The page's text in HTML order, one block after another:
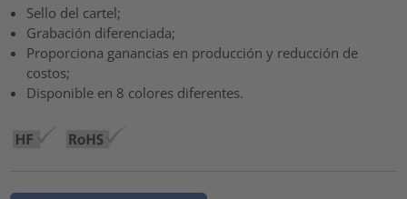
Sello del cartel;
Grabación diferenciada;
Proporciona ganancias en producción y reducción de
costos;
Disponible en 8 colores diferentes.